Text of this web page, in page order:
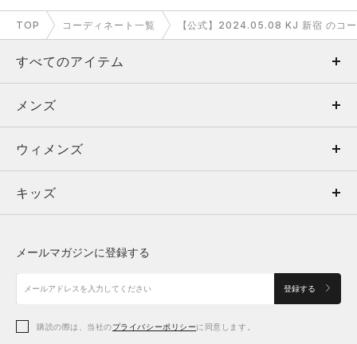
TOP コーディネート一覧 【公式】2024.05.08 KJ 新宿 のコ
すべてのアイテム
メンズ
ウィメンズ
キッズ
アクセサリー
メンズ
トップス
ボトムス
アクセサリー
ウィメンズ
トップス
シューズ
アクセサリー
キッズ
シューズ
メールマガジンに登録する
登録する
購読の際は、当社のプライバシーポリシーに同意します。